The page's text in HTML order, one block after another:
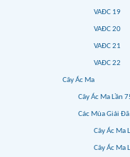
VAĐC 19
VAĐC 20
VAĐC 21
VAĐC 22
Cây Ác Ma
Cây Ác Ma Lần
Các Mùa Giải Đã
Cây Ác Ma
Cây Ác Ma